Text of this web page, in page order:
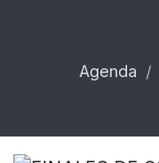
Agenda